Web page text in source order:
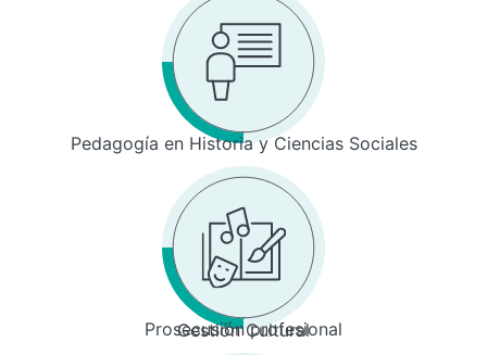
Pedagogía en Historia y Ciencias Sociales
Prosecusión profesional
Gestión Cultural